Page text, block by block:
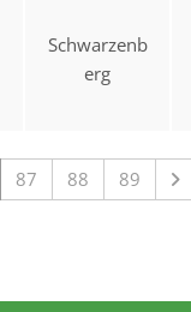
Schwarzenb
erg
87 88 89